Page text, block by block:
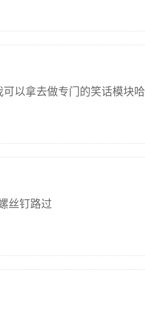
以拿去做专门的笑话模块哈
丝钉路过